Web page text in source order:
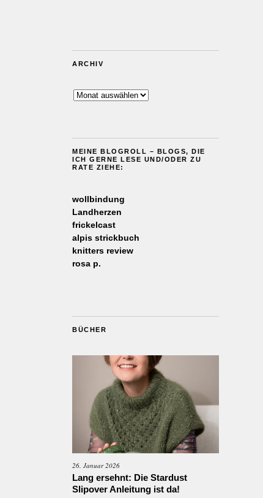
ARCHIV
Archiv
MEINE BLOGROLL – BLOGS, DIE
ICH GERNE LESE UND/ODER ZU
RATE ZIEHE:
wollbindung
Landherzen
frickelcast
alpis strickbuch
knitters review
rosa p.
BÜCHER
26. Januar 2026
Lang ersehnt: Die Stardust
Slipover Anleitung ist da!